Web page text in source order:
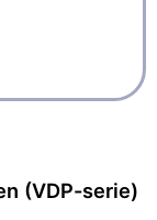
(VDP-serie)